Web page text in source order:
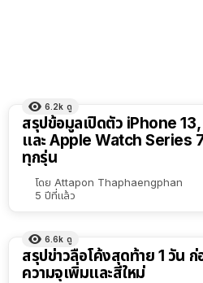
6.2k ดู
สรุปข้อมูลเปิดตัว iPhone
และ Apple Watch Series
ทุกรุ่น
โดย Attapon Thaphaengphan
5 ปีที่แล้ว
6.6k ดู
สรุปข่าวลือโค้งสุดท้าย 1 วัน
ความจุเพิ่มและสีใหม่